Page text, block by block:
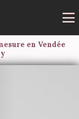
en Vendée